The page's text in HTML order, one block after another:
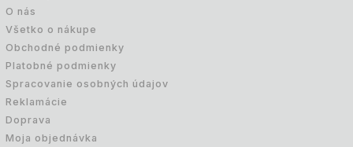
O nás
Všetko o nákupe
Obchodné podmienky
Platobné podmienky
Spracovanie osobných údajov
Reklamácie
Doprava
Moja objednávka